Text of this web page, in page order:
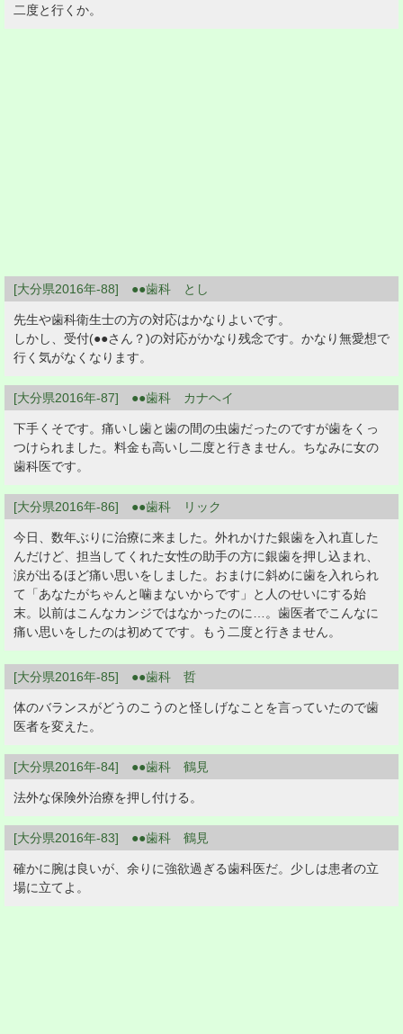
二度と行くか。
[大分県2016年-88] ●●歯科 とし
先生や歯科衛生士の方の対応はかなりよいです。
しかし、受付(●●さん？)の対応がかなり残念です。かなり無愛想で
行く気がなくなります。
[大分県2016年-87] ●●歯科 カナヘイ
下手くそです。痛いし歯と歯の間の虫歯だったのですが歯をくっ
つけられました。料金も高いし二度と行きません。ちなみに女の
歯科医です。
[大分県2016年-86] ●●歯科 リック
今日、数年ぶりに治療に来ました。外れかけた銀歯を入れ直した
んだけど、担当してくれた女性の助手の方に銀歯を押し込まれ、
涙が出るほど痛い思いをしました。おまけに斜めに歯を入れられ
て「あなたがちゃんと噛まないからです」と人のせいにする始
末。以前はこんなカンジではなかったのに…。歯医者でこんなに
痛い思いをしたのは初めてです。もう二度と行きません。
[大分県2016年-85] ●●歯科 哲
体のバランスがどうのこうのと怪しげなことを言っていたので歯
医者を変えた。
[大分県2016年-84] ●●歯科 鶴見
法外な保険外治療を押し付ける。
[大分県2016年-83] ●●歯科 鶴見
確かに腕は良いが、余りに強欲過ぎる歯科医だ。少しは患者の立
場に立てよ。